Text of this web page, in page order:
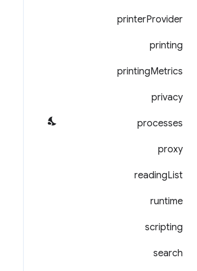
printerProvider
printing
printingMetrics
privacy
processes
proxy
readingList
runtime
scripting
search